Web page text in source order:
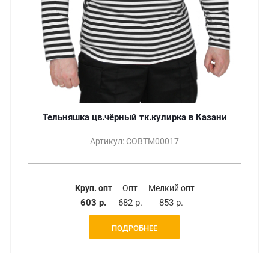
Тельняшка цв.чёрный тк.кулирка в Казани
Артикул: СОВТМ00017
Круп. опт
603 р.
Опт
682 р.
Мелкий опт
853 р.
ПОДРОБНЕЕ